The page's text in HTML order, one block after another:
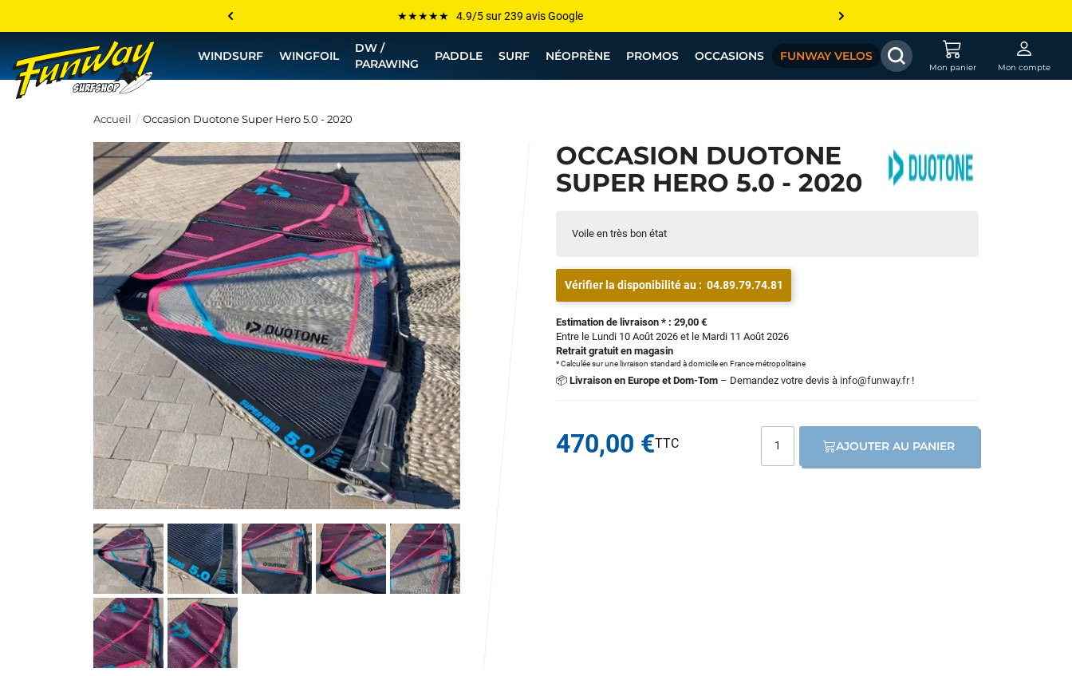
Les plus grandes marques sont chez Funway
Jusqu’à -75% de remise sur le windsurf, wingfoil, etc...
💰 Meilleur prix garanti — Moins cher ailleurs ? On s’aligne !
WINDSURF WINGFOIL
DW /
PARAWING
PADDLE SURF NÉOPRÈNE PROMOS OCCASIONS FUNWAY VELOS
Mon panier Mon compte
Accueil Occasion Duotone Super Hero 5.0 - 2020
OCCASION DUOTONE
SUPER HERO 5.0 - 2020
Voile en très bon état
Vérifier la disponibilité au : 04.89.79.74.81
Estimation de livraison * : 29,00 €
Entre le Lundi 10 Août 2026 et le Mardi 11 Août 2026
Retrait gratuit en magasin
* Calculée sur une livraison standard à domicile en France métropolitaine
📦 Livraison en Europe et Dom-Tom – Demandez votre devis à info@funway.fr!
470,00 € AJOUTER AU PANIER